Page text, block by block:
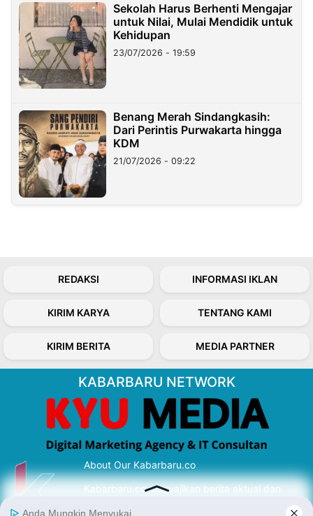
Sekolah Harus Berhenti Mengajar
untuk Nilai, Mulai Mendidik untuk
Kehidupan
23/07/2026 - 19:59
Benang Merah Sindangkasih:
Dari Perintis Purwakarta hingga
KDM
21/07/2026 - 09:22
REDAKSI INFORMASI IKLAN
KIRIM KARYA TENTANG KAMI
KIRIM BERITA MEDIA PARTNER
KABARBARU NETWORK
About Our Kabarbaru.co
Kabarbaru.co menyajikan berita aktual dan
serta terverifikasi dari sumber yang tepat.